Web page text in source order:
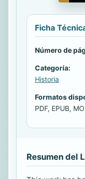
Ficha
Número de
Categoría:
Historia
Formatos
PDF, EPUB,
Resumen del